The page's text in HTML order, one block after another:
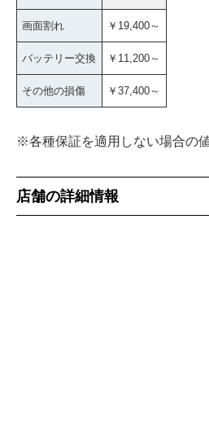
画面割れ ￥19,400～
バッテリー交換 ￥11,200～
その他の損傷 ￥37,400～
※各種保証を適用しない場合の値
店舗の詳細情報